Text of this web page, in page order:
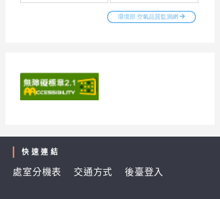
快速連結
處室分機表 交通方式 後臺登入